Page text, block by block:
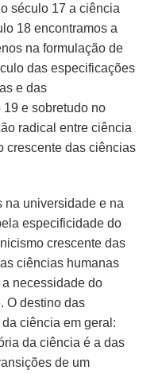
século 17 a ciência
18 encontramos a
na formulação de
das especificações
e das
e sobretudo no
radical entre ciência
crescente das ciências
na universidade e na
especificidade do
crescente das
ciências humanas
necessidade do
O destino das
ciência em geral:
da ciência é a das
de um